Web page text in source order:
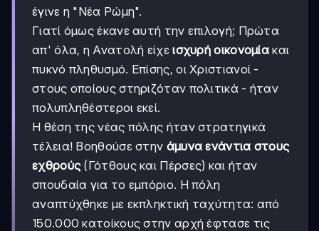
έγινε η "Νέα Ρώμη".
Γιατί όμως έκανε αυτή την επιλογή; Πρώτα
απ' όλα, η Ανατολή είχεισχυρή οικονομία και
πυκνό πληθυσμό. Επίσης, οι Χριστιανοί -
στους οποίους στηριζόταν πολιτικά - ήταν
πολυπληθέστεροι εκεί.
Η θέση της νέας πόλης ήταν στρατηγικά
τέλεια! Βοηθούσε στην άμυνα ενάντια στους
εχθρούς(Γότθους και Πέρσες) και ήταν
σπουδαία για το εμπόριο. Η πόλη
αναπτύχθηκε με εκπληκτική ταχύτητα: από
150.000 κατοίκους στην αρχή έφτασε τις